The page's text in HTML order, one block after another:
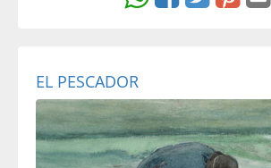
EL PESCADOR